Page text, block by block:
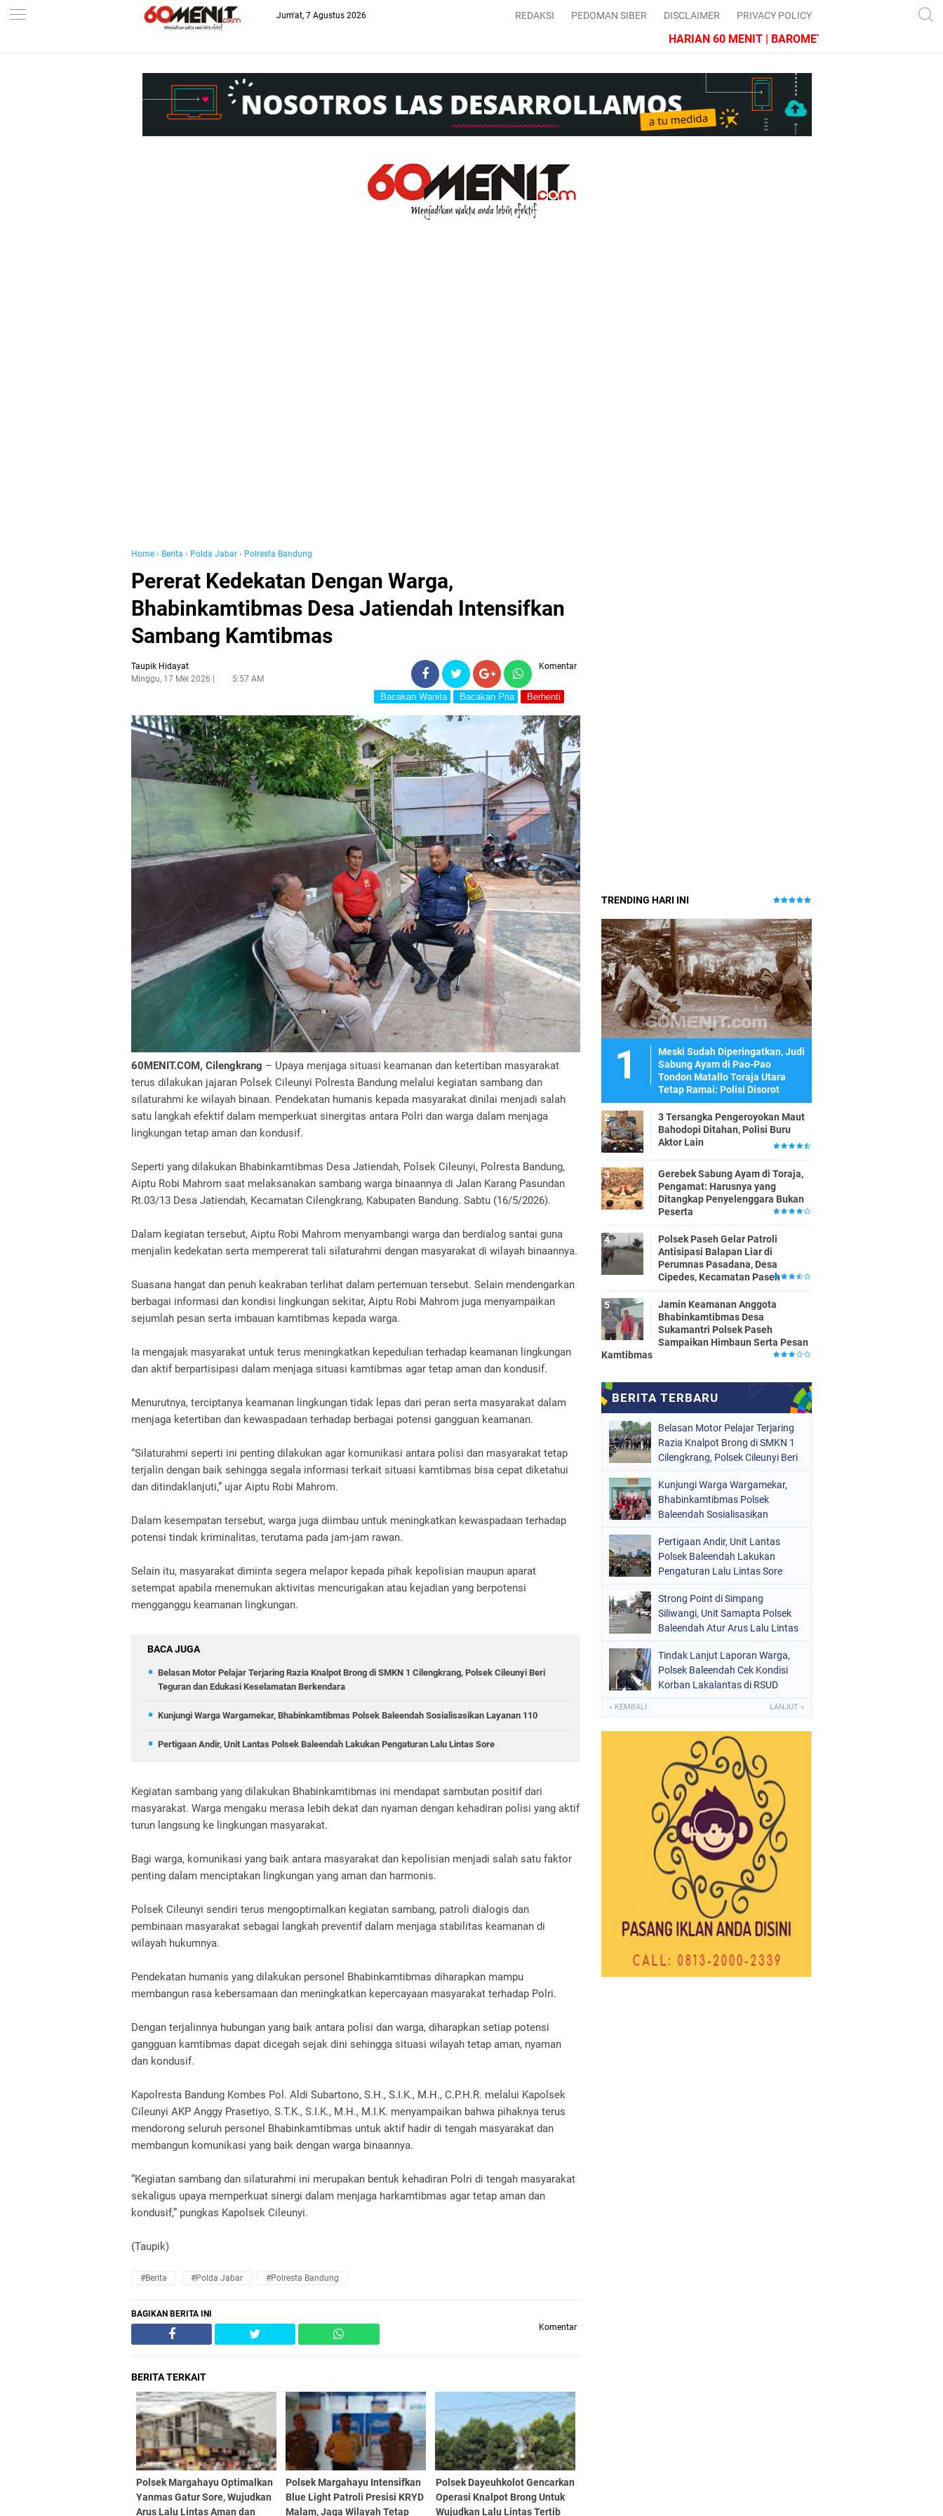
--> Jum'at, 7 Agustus 2026 REDAKSI PEDOMAN SIBER DISCLAIMER PRIVACY POLICY
HARIAN 60 MENIT | BAROMETER JAWA BARAT
Home › Berita › Polda Jabar › Polresta Bandung
Pererat Kedekatan Dengan Warga,
Bhabinkamtibmas Desa Jatiendah Intensifkan
Sambang Kamtibmas
Taupik Hidayat
Minggu, 17 Mei 2026
5:57 AM
Komentar
Bacakan Wanita Bacakan Pria Berhenti
60MENIT.COM, Cilengkrang – Upaya menjaga situasi keamanan dan ketertiban masyarakat
terus dilakukan jajaran Polsek Cileunyi Polresta Bandung melalui kegiatan sambang dan
silaturahmi ke wilayah binaan. Pendekatan humanis kepada masyarakat dinilai menjadi salah
satu langkah efektif dalam memperkuat sinergitas antara Polri dan warga dalam menjaga
lingkungan tetap aman dan kondusif.
Seperti yang dilakukan Bhabinkamtibmas Desa Jatiendah, Polsek Cileunyi, Polresta Bandung,
Aiptu Robi Mahrom saat melaksanakan sambang warga binaannya di Jalan Karang Pasundan
Rt.03/13 Desa Jatiendah, Kecamatan Cilengkrang, Kabupaten Bandung. Sabtu (16/5/2026).
Dalam kegiatan tersebut, Aiptu Robi Mahrom menyambangi warga dan berdialog santai guna
menjalin kedekatan serta mempererat tali silaturahmi dengan masyarakat di wilayah binaannya.
Suasana hangat dan penuh keakraban terlihat dalam pertemuan tersebut. Selain mendengarkan
berbagai informasi dan kondisi lingkungan sekitar, Aiptu Robi Mahrom juga menyampaikan
sejumlah pesan serta imbauan kamtibmas kepada warga.
Ia mengajak masyarakat untuk terus meningkatkan kepedulian terhadap keamanan lingkungan
dan aktif berpartisipasi dalam menjaga situasi kamtibmas agar tetap aman dan kondusif.
Menurutnya, terciptanya keamanan lingkungan tidak lepas dari peran serta masyarakat dalam
menjaga ketertiban dan kewaspadaan terhadap berbagai potensi gangguan keamanan.
“Silaturahmi seperti ini penting dilakukan agar komunikasi antara polisi dan masyarakat tetap
terjalin dengan baik sehingga segala informasi terkait situasi kamtibmas bisa cepat diketahui
dan ditindaklanjuti,” ujar Aiptu Robi Mahrom.
Dalam kesempatan tersebut, warga juga diimbau untuk meningkatkan kewaspadaan terhadap
potensi tindak kriminalitas, terutama pada jam-jam rawan.
Selain itu, masyarakat diminta segera melapor kepada pihak kepolisian maupun aparat
setempat apabila menemukan aktivitas mencurigakan atau kejadian yang berpotensi
mengganggu keamanan lingkungan.
BACA JUGA
Belasan Motor Pelajar Terjaring Razia Knalpot Brong di SMKN 1 Cilengkrang, Polsek Cileunyi Beri
Teguran dan Edukasi Keselamatan Berkendara
Kunjungi Warga Wargamekar, Bhabinkamtibmas Polsek Baleendah Sosialisasikan Layanan 110
Pertigaan Andir, Unit Lantas Polsek Baleendah Lakukan Pengaturan Lalu Lintas Sore
Kegiatan sambang yang dilakukan Bhabinkamtibmas ini mendapat sambutan positif dari
masyarakat. Warga mengaku merasa lebih dekat dan nyaman dengan kehadiran polisi yang aktif
turun langsung ke lingkungan masyarakat.
Bagi warga, komunikasi yang baik antara masyarakat dan kepolisian menjadi salah satu faktor
penting dalam menciptakan lingkungan yang aman dan harmonis.
Polsek Cileunyi sendiri terus mengoptimalkan kegiatan sambang, patroli dialogis dan
pembinaan masyarakat sebagai langkah preventif dalam menjaga stabilitas keamanan di
wilayah hukumnya.
Pendekatan humanis yang dilakukan personel Bhabinkamtibmas diharapkan mampu
membangun rasa kebersamaan dan meningkatkan kepercayaan masyarakat terhadap Polri.
Dengan terjalinnya hubungan yang baik antara polisi dan warga, diharapkan setiap potensi
gangguan kamtibmas dapat dicegah sejak dini sehingga situasi wilayah tetap aman, nyaman
dan kondusif.
Kapolresta Bandung Kombes Pol. Aldi Subartono, S.H., S.I.K., M.H., C.P.H.R. melalui Kapolsek
Cileunyi AKP Anggy Prasetiyo, S.T.K., S.I.K., M.H., M.I.K. menyampaikan bahwa pihaknya terus
mendorong seluruh personel Bhabinkamtibmas untuk aktif hadir di tengah masyarakat dan
membangun komunikasi yang baik dengan warga binaannya.
“Kegiatan sambang dan silaturahmi ini merupakan bentuk kehadiran Polri di tengah masyarakat
sekaligus upaya memperkuat sinergi dalam menjaga harkamtibmas agar tetap aman dan
kondusif,” pungkas Kapolsek Cileunyi.
(Taupik)
#Berita #Polda Jabar #Polresta Bandung
BAGIKAN BERITA INI
Komentar
BERITA TERKAIT
Polsek Margahayu Optimalkan
Yanmas Gatur Sore, Wujudkan
Arus Lalu Lintas Aman dan
Polsek Margahayu Intensifkan
Blue Light Patroli Presisi KRYD
Malam, Jaga Wilayah Tetap
Polsek Dayeuhkolot Gencarkan
Operasi Knalpot Brong Untuk
Wujudkan Lalu Lintas Tertib
TRENDING HARI INI
Meski Sudah Diperingatkan, Judi
Sabung Ayam di Pao-Pao
Tondon Matallo Toraja Utara
Tetap Ramai: Polisi Disorot
3 Tersangka Pengeroyokan Maut
Bahodopi Ditahan, Polisi Buru
Aktor Lain
Gerebek Sabung Ayam di Toraja,
Pengamat: Harusnya yang
Ditangkap Penyelenggara Bukan
Peserta
Polsek Paseh Gelar Patroli
Antisipasi Balapan Liar di
Perumnas Pasadana, Desa
Cipedes, Kecamatan Paseh
Jamin Keamanan Anggota
Bhabinkamtibmas Desa
Sukamantri Polsek Paseh
Sampaikan Himbaun Serta Pesan
Kamtibmas
Belasan Motor Pelajar Terjaring
Razia Knalpot Brong di SMKN 1
Cilengkrang, Polsek Cileunyi Beri
Keselamatan Berkendara
Kunjungi Warga Wargamekar,
Bhabinkamtibmas Polsek
Baleendah Sosialisasikan
Pertigaan Andir, Unit Lantas
Polsek Baleendah Lakukan
Pengaturan Lalu Lintas Sore
Strong Point di Simpang
Siliwangi, Unit Samapta Polsek
Baleendah Atur Arus Lalu Lintas
Tindak Lanjut Laporan Warga,
Polsek Baleendah Cek Kondisi
Korban Lakalantas di RSUD
« KEMBALI LANJUT »